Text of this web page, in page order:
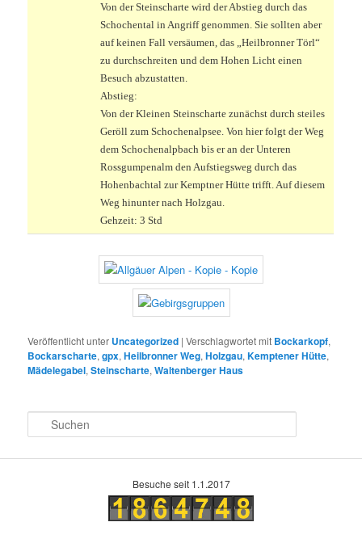
Von der Steinscharte wird der Abstieg durch das
Schochental in Angriff genommen. Sie sollten aber
auf keinen Fall versäumen, das „Heilbronner Törl“
zu durchschreiten und dem Hohen Licht einen
Besuch abzustatten.
Abstieg:
Von der Kleinen Steinscharte zunächst durch steiles
Geröll zum Schochenalpsee. Von hier folgt der Weg
dem Schochenalpbach bis er an der Unteren
Rossgumpenalm den Aufstiegsweg durch das
Hohenbachtal zur Kemptner Hütte trifft. Auf diesem
Weg hinunter nach Holzgau.
Gehzeit: 3 Std
Veröffentlicht unter Uncategorized |Verschlagwortet mit Bockarkopf,
Bockarscharte,gpx,Heilbronner Weg,Holzgau,Kemptener Hütte,
Mädelegabel,Steinscharte,Waltenberger Haus
u
Besuche seit 1.1.2017